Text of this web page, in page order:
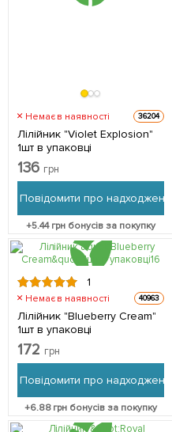
Немає в наявності 36204
Лілійник "Violet Explosion"
1шт в упаковці
136 грн
Повідомити про надходження
+5.44грн бонусів за покупку
1
Немає в наявності 40963
Лілійник "Blueberry Cream"
1шт в упаковці
172 грн
Повідомити про надходження
+6.88грн бонусів за покупку